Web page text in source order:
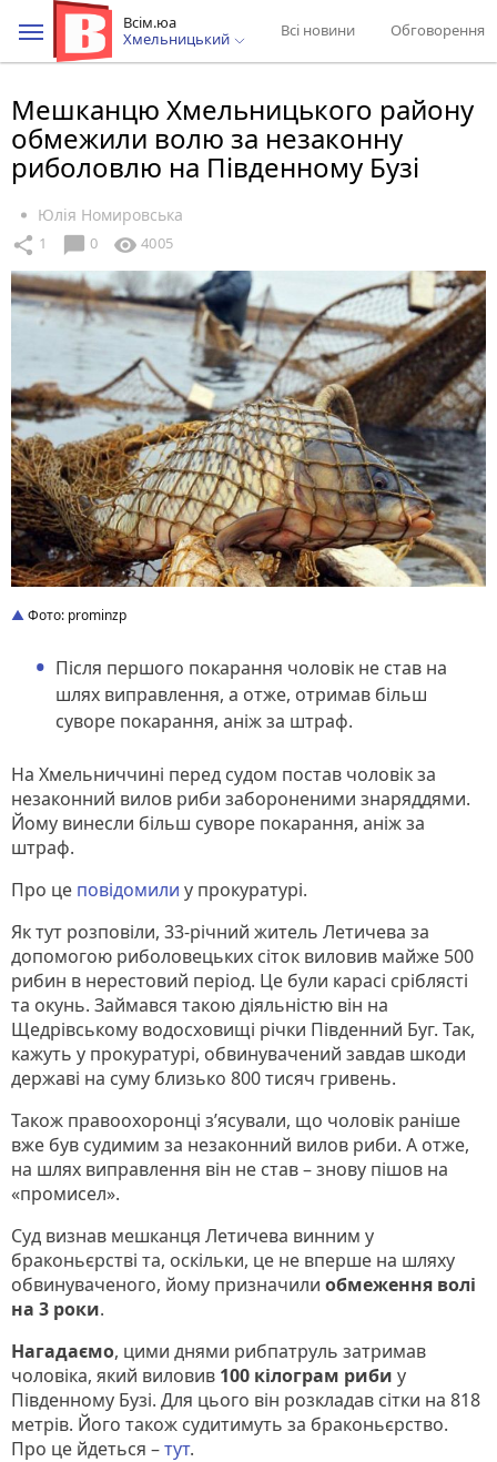
Всім.юа
Хмельницький
Всі новини Обговорення
Мешканцю Хмельницького району
обмежили волю за незаконну
риболовлю на Південному Бузі
Юлія Номировська
share 1 chat_bubble 0 visibility 4005
Фото: prominzp
Після першого покарання чоловік не став на
шлях виправлення, а отже, отримав більш
суворе покарання, аніж за штраф.
На Хмельниччині перед судом постав чоловік за
незаконний вилов риби забороненими знаряддями.
Йому винесли більш суворе покарання, аніж за
штраф.
Про це повідомили у прокуратурі.
Як тут розповіли, 33-річний житель Летичева за
допомогою риболовецьких сіток виловив майже 500
рибин в нерестовий період. Це були карасі сріблясті
та окунь. Займався такою діяльністю він на
Щедрівському водосховищі річки Південний Буг. Так,
кажуть у прокуратурі, обвинувачений завдав шкоди
державі на суму близько 800 тисяч гривень.
Також правоохоронці з’ясували, що чоловік раніше
вже був судимим за незаконний вилов риби. А отже,
на шлях виправлення він не став – знову пішов на
«промисел».
Суд визнав мешканця Летичева винним у
браконьєрстві та, оскільки, це не вперше на шляху
обвинуваченого, йому призначили обмеження волі
на 3 роки.
Нагадаємо, цими днями рибпатруль затримав
чоловіка, який виловив 100 кілограм риби у
Південному Бузі. Для цього він розкладав сітки на 818
метрів. Його також судитимуть за браконьєрство.
Про це йдеться –тут.